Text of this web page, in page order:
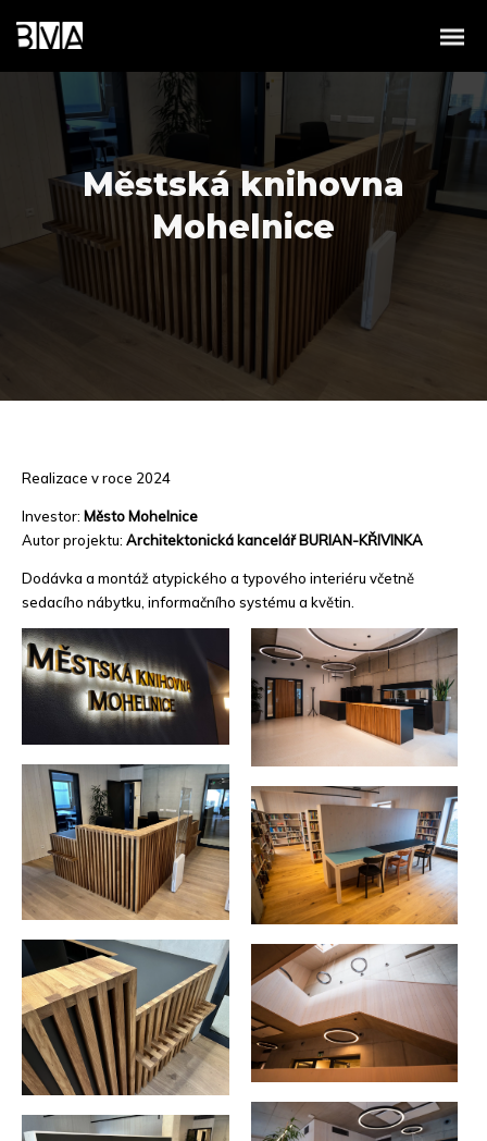
Městská knihovna
Mohelnice
Realizace v roce 2024
Investor: Město Mohelnice
Autor projektu: Architektonická kancelář BURIAN-KŘIVINKA
Dodávka a montáž atypického a typového interiéru včetně
sedacího nábytku, informačního systému a květin.